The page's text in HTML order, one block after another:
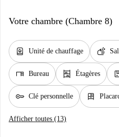
Votre chambre (Chambre 8)
water_heater Unité de chauffage soap
desk Bureau shelves Étagères
key Clé personnelle dresser
Afficher toutes (13)